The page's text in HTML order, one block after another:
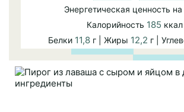
Энергетическая ценность на
Калорийность 185 ккал
Белки 11,8 г | Жиры 12,2 г |